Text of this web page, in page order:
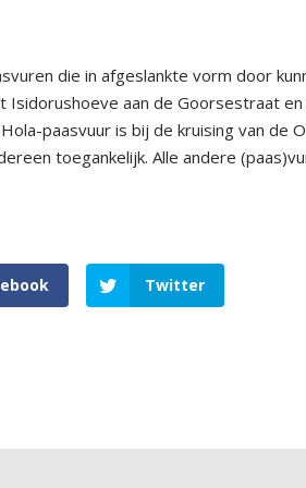
die in afgeslankte vorm door
Isidorushoeveaan de Goorsestraat
Hola-paasvuur isbij de kruising van de
toegankelijk. Alle andere
Twitter